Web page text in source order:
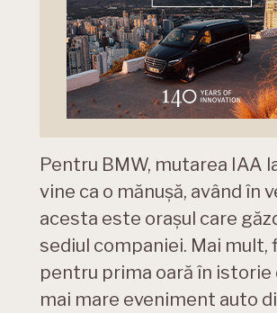
Pentru BMW, mutarea IAA
vine ca o mănușă, având în
acesta este oraşul care
sediul companiei. Mai mult,
pentru prima oară în istorie
mai mare eveniment auto